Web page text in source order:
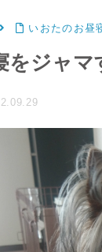
いおたのお昼
をジャマ